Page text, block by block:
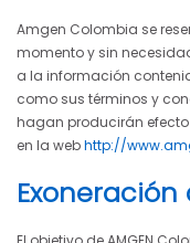
Amgen Colombia se
momento y sin
a la información
como sus términos y
hagan producirán
en la webhttp://